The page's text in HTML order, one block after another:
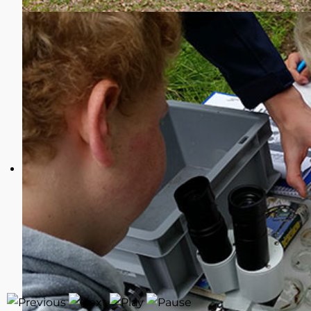
Deutschland
Tel.: 0341/ 235-0
E-Mail:
info@ufz.de
Website:www.ufz.de
II. Kontaktdaten der Datenschutzbeauftragten
Die Datenschutzbeauftragte des
Die Datenschutzbeauftragte
Permoserstraße 15
04318 Leipzig
Deutschland
Tel.: 0341/ 235-1271
E-Mail:datenschutz@ufz.de
Website:www.ufz.de